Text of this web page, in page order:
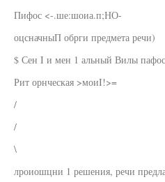
Пифос <-.ше:шоиа.п;НО-
оцсначныП обрги предмета речи)
$ Сен I и мен 1 альный Вилы
Рит орнческая >моиI!>=
/
/
\
лроиошцни 1 решения, речи